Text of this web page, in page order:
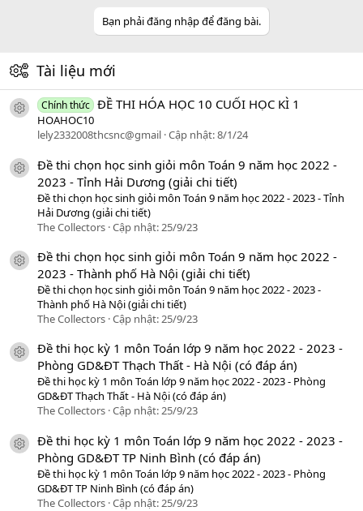
Bạn phải đăng nhập để đăng bài.
Tài liệu mới
icon tài liệu
Chính thức ĐỀ THI HÓA HỌC 10 CUỐI HỌC KÌ 1
HOAHOC10
lely2332008thcsnc@gmail Cập nhật:8/1/24
icon tài liệu
Đề thi chọn học sinh giỏi môn Toán 9 năm học 2022 -
2023 - Tỉnh Hải Dương (giải chi tiết)
Đề thi chọn học sinh giỏi môn Toán 9 năm học 2022 - 2023 - Tỉnh
Hải Dương (giải chi tiết)
The Collectors Cập nhật:25/9/23
icon tài liệu
Đề thi chọn học sinh giỏi môn Toán 9 năm học 2022 -
2023 - Thành phố Hà Nội (giải chi tiết)
Đề thi chọn học sinh giỏi môn Toán 9 năm học 2022 - 2023 -
Thành phố Hà Nội (giải chi tiết)
The Collectors Cập nhật:25/9/23
icon tài liệu
Đề thi học kỳ 1 môn Toán lớp 9 năm học 2022 - 2023 -
Phòng GD&ĐT Thạch Thất - Hà Nội (có đáp án)
Đề thi học kỳ 1 môn Toán lớp 9 năm học 2022 - 2023 - Phòng
GD&ĐT Thạch Thất - Hà Nội (có đáp án)
The Collectors Cập nhật:25/9/23
icon tài liệu
Đề thi học kỳ 1 môn Toán lớp 9 năm học 2022 - 2023 -
Phòng GD&ĐT TP Ninh Bình (có đáp án)
Đề thi học kỳ 1 môn Toán lớp 9 năm học 2022 - 2023 - Phòng
GD&ĐT TP Ninh Bình (có đáp án)
The Collectors Cập nhật: 25/9/23